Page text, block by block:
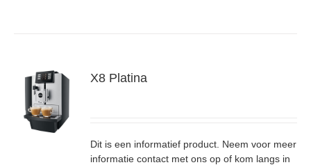
X8 Platina
Dit is een informatief product. Neem voor meer
informatie contact met ons op of kom langs in